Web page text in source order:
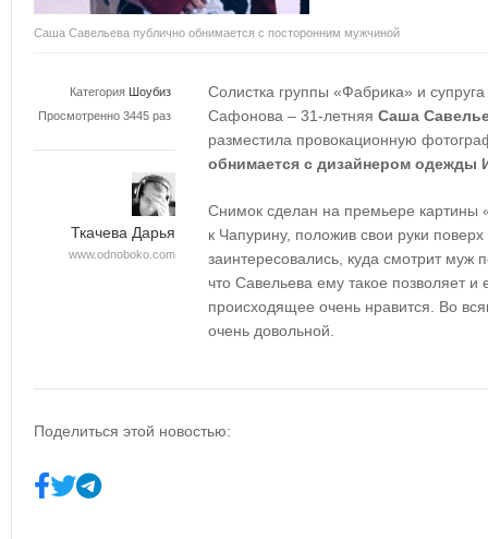
Саша Савельева публично обнимается с посторонним мужчиной
Категория Шоубиз
Просмотренно 3445 раз
Ткачева Дарья
www.odnoboko.com
Солистка группы «Фабрика» и
Сафонова – 31-летняя Саша
разместила провокационную
обнимается с дизайнером одежды
Снимок сделан на премьере
к Чапурину, положив свои руки
заинтересовались, куда смотрит муж
что Савельева ему такое позволяет и
происходящее очень нравится. Во
очень довольной.
Поделиться этой новостью: